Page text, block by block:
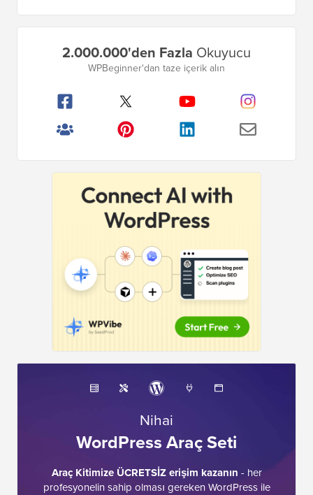
2.000.000'den Fazla Okuyucu
WPBeginner'dan taze içerik alın
Nihai
WordPress Araç Seti
Araç Kitimize ÜCRETSİZ erişim kazanın - her
profesyonelin sahip olması gereken WordPress ile